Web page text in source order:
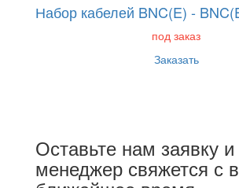
Набор кабелей BNC(E) -
под заказ
Заказать
Оставьте нам заявку
менеджер свяжется с